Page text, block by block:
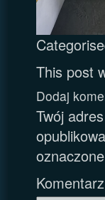
This post
Dodaj
Twój
oznaczone
Komentarz